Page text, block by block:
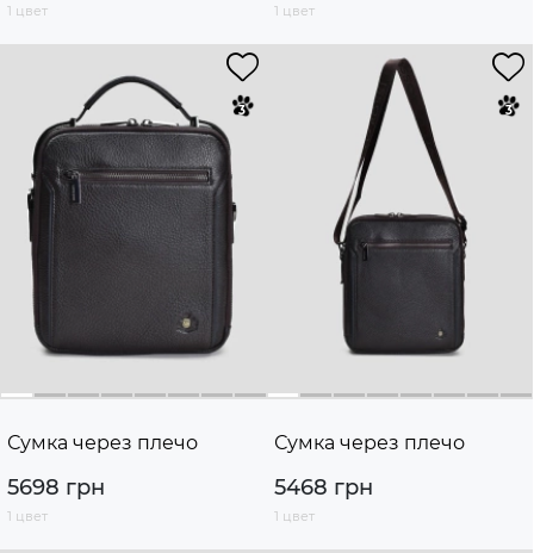
1 цвет 1 цвет
Сумка через плечо
5698 грн
1 цвет
Сумка через плечо
5468 грн
1 цвет